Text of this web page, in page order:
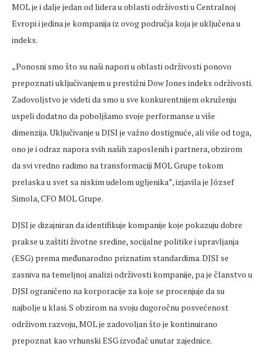
MOL je i dalje jedan od lidera u oblasti održivosti u Centralnoj
Evropi i jedina je kompanija iz ovog područja koja je uključena u
indeks.
„Ponosni smo što su naši napori u oblasti održivosti ponovo
prepoznati uključivanjem u prestižni Dow Jones indeks održivosti.
Zadovoljstvo je videti da smo u sve konkurentnijem okruženju
uspeli dodatno da poboljšamo svoje performanse u više
dimenzija. Uključivanje u DJSI je važno dostignuće, ali više od toga,
ono je i odraz napora svih naših zaposlenih i partnera, obzirom
da svi vredno radimo na transformaciji MOL Grupe tokom
prelaska u svet sa niskim udelom ugljenika”, izjavila je József
Simola, CFO MOL Grupe.
DJSI je dizajniran da identifikuje kompanije koje pokazuju dobre
prakse u zaštiti životne sredine, socijalne politike i upravljanja
(ESG) prema međunarodno priznatim standardima. DJSI se
zasniva na temeljnoj analizi održivosti kompanije, pa je članstvo u
DJSI ograničeno na korporacije za koje se procenjuje da su
najbolje u klasi. S obzirom na svoju dugoročnu posvećenost
održivom razvoju, MOL je zadovoljan što je kontinuirano
prepoznat kao vrhunski ESG izvođač unutar zajednice.